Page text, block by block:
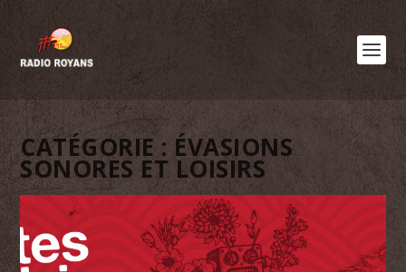
CATÉGORIE : ÉVASIONS
SONORES ET LOISIRS